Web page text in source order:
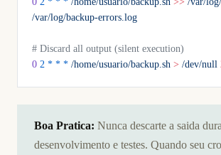
/var/log/backup-errors.log
# Discard all output (silent execution)
0 2 * * * /home/usuario/backup.sh > /dev/null
Boa Pratica: Nunca descarte a saida
desenvolvimento e testes. Quando seu